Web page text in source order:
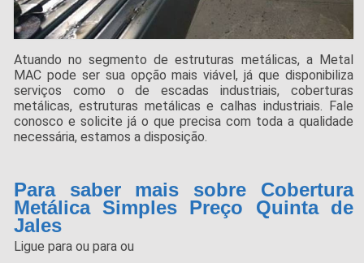
Atuando no segmento de estruturas metálicas, a Metal
MAC pode ser sua opção mais viável, já que disponibiliza
serviços como o de escadas industriais, coberturas
metálicas, estruturas metálicas e calhas industriais. Fale
conosco e solicite já o que precisa com toda a qualidade
necessária, estamos a disposição.
Para saber mais sobre Cobertura
Metálica Simples Preço Quinta de
Jales
Ligue paraou paraou